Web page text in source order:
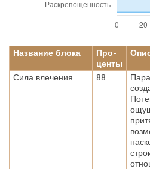
Название блока
Про-
центы
Сила влечения 88